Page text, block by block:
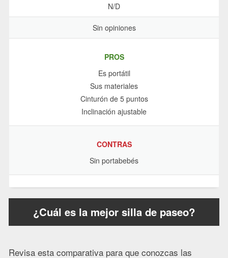
N/D
Sin opiniones
PROS
Es portátil
Sus materiales
Cinturón de 5 puntos
Inclinación ajustable
CONTRAS
Sin portabebés
¿Cuál es la mejor silla de paseo?
Revisa esta comparativa para que conozcas las